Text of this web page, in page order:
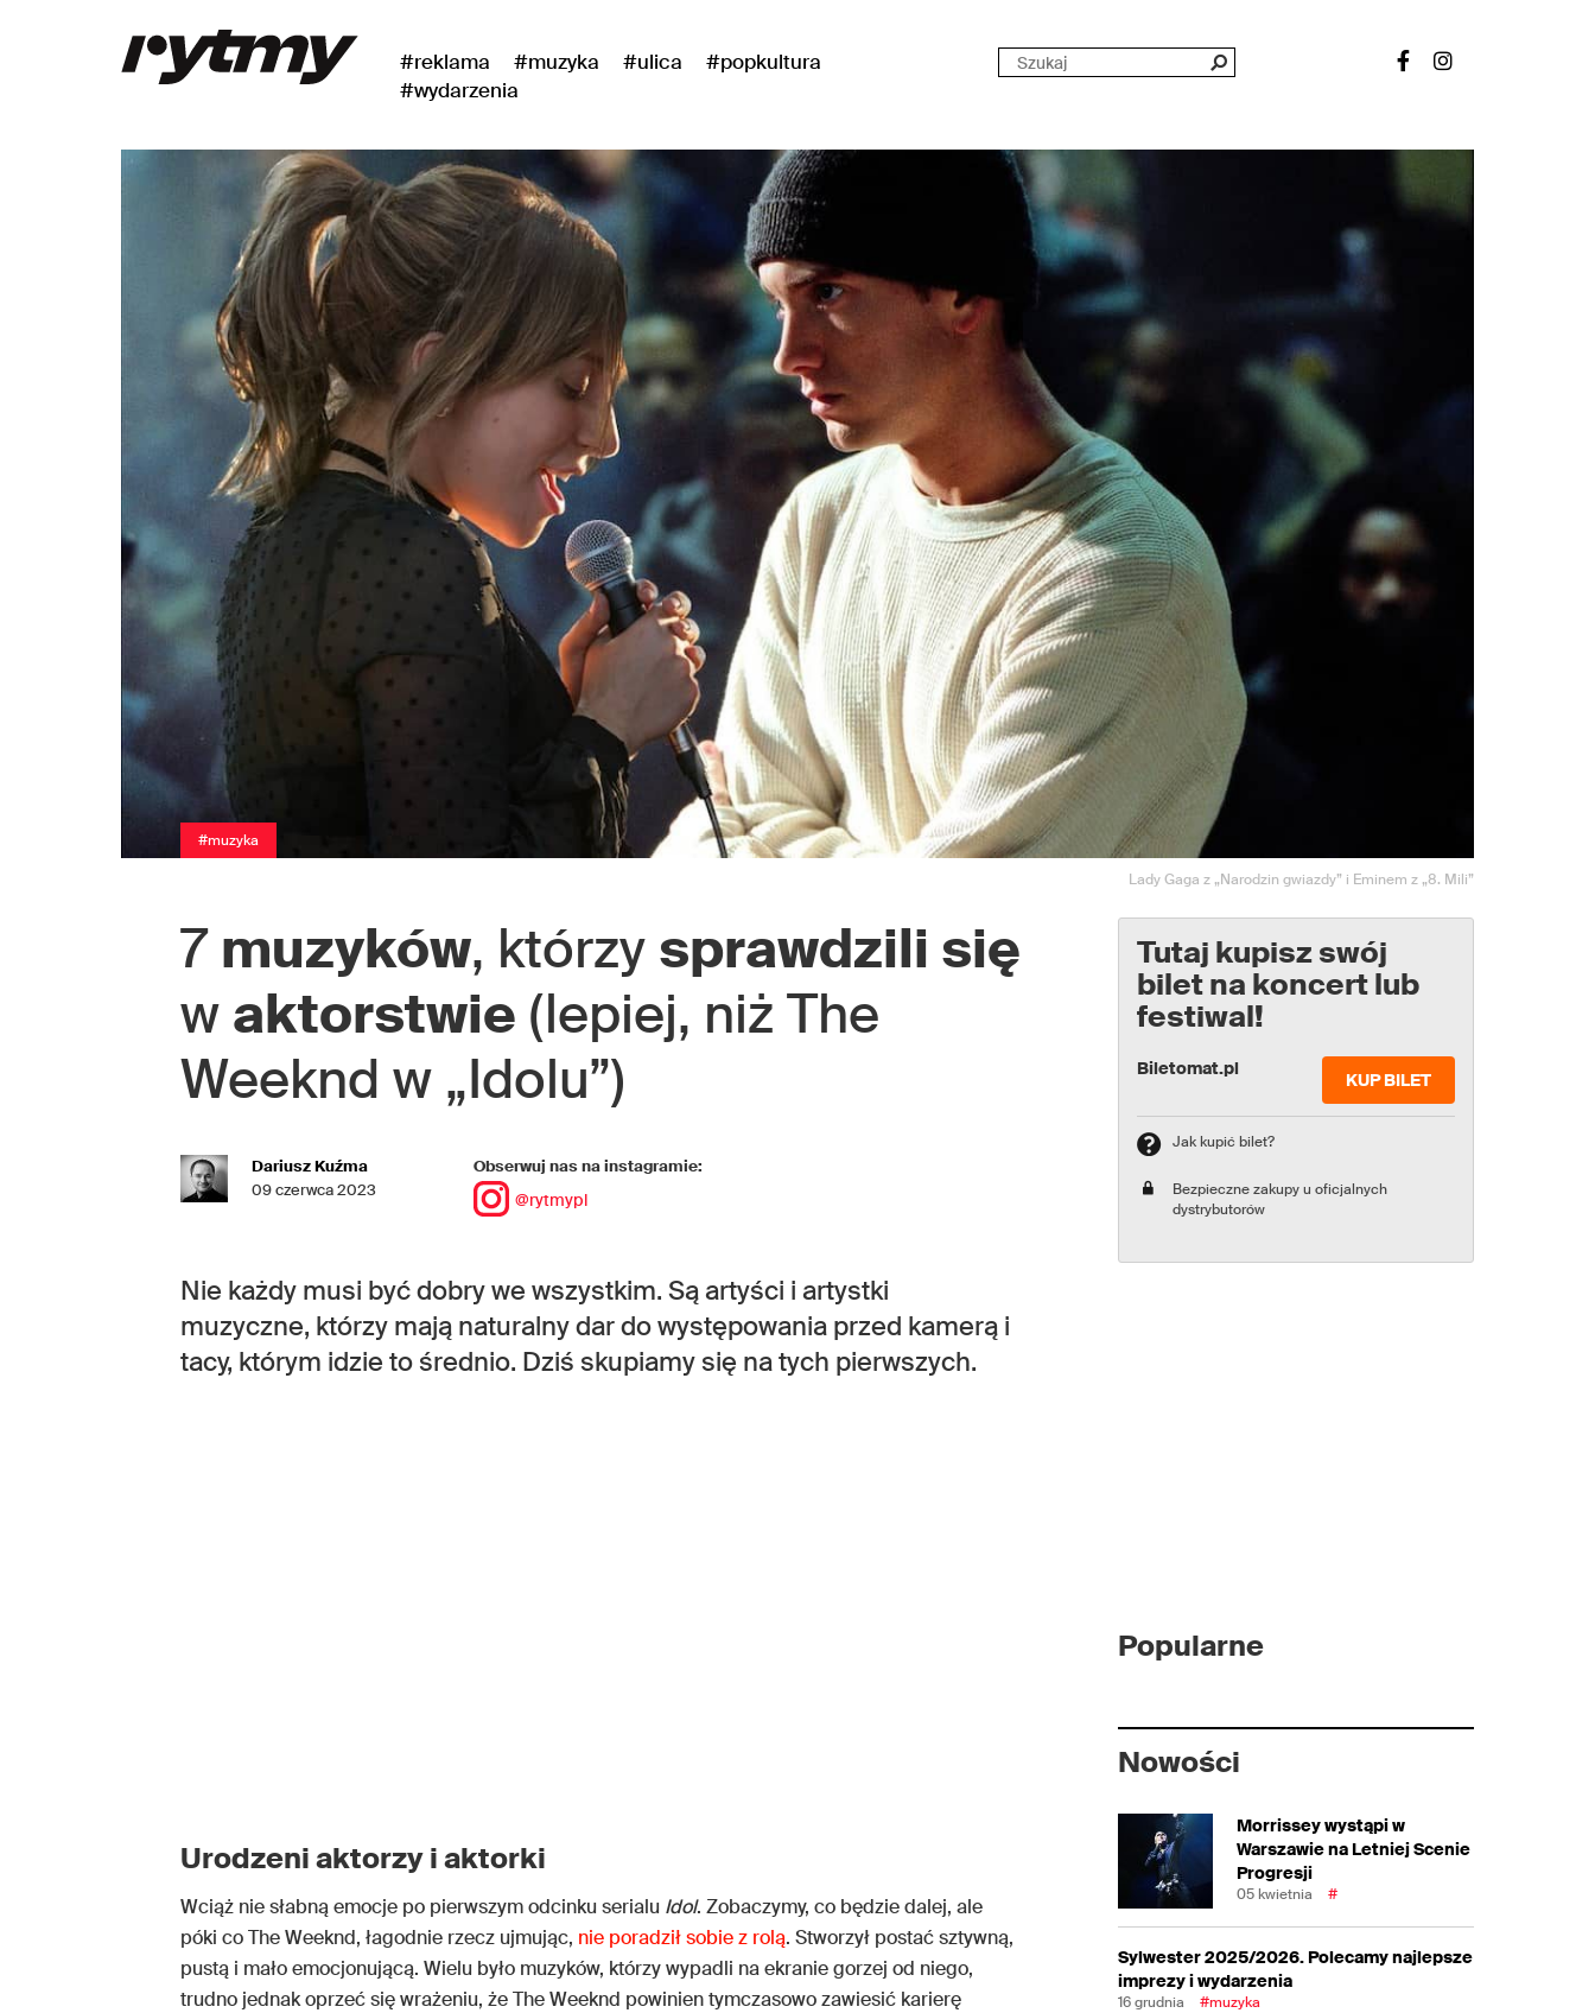
#reklama #muzyka #ulica
#popkultura
#wydarzenia
#muzyka
Lady Gaga z „Narodzin gwiazdy” i Eminem z „8. Mili”
7 muzyków, którzy sprawdzili się
w aktorstwie (lepiej, niż The
Weeknd w „Idolu”)
Dariusz Kuźma
09 czerwca 2023
Obserwuj nas na instagramie:
@rytmypl
Nie każdy musi być dobry we wszystkim. Są artyści i artystki
muzyczne, którzy mają naturalny dar do występowania przed kamerą i
tacy, którym idzie to średnio. Dziś skupiamy się na tych pierwszych.
Urodzeni aktorzy i aktorki
Wciąż nie słabną emocje po pierwszym odcinku serialu Idol. Zobaczymy, co będzie dalej, ale
póki co The Weeknd, łagodnie rzecz ujmując, nie poradził sobie z rolą. Stworzył postać sztywną,
pustą i mało emocjonującą. Wielu było muzyków, którzy wypadli na ekranie gorzej od niego,
trudno jednak oprzeć się wrażeniu, że The Weeknd powinien tymczasowo zawiesić karierę
Tutaj kupisz swój
bilet na koncert lub
festiwal!
Biletomat.pl
KUP BILET
Jak kupić bilet?
Bezpieczne zakupy u oficjalnych
dystrybutorów
Popularne
Nowości
Morrissey wystąpi w
Warszawie na Letniej Scenie
Progresji
05 kwietnia #
Sylwester 2025/2026. Polecamy najlepsze
imprezy i wydarzenia
16 grudnia #muzyka